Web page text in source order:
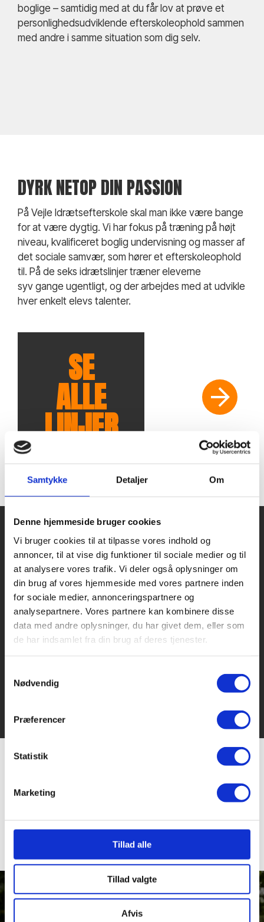
Samtykke Detaljer Om
Denne hjemmeside bruger cookies
Vi bruger cookies til at tilpasse vores indhold og
annoncer, til at vise dig funktioner til sociale medier og til
at analysere vores trafik. Vi deler også oplysninger om
din brug af vores hjemmeside med vores partnere inden
for sociale medier, annonceringspartnere og
analysepartnere. Vores partnere kan kombinere disse
data med andre oplysninger, du har givet dem, eller som
de har indsamlet fra din brug af deres tjenester.
Nødvendig
Præferencer
Statistik
Marketing
Tillad alle
Tillad valgte
Afvis
boglige – samtidig med at du får lov at prøve et
personlighedsudviklende efterskoleophold sammen
med andre i samme situation som dig selv.
DYRK NETOP DIN PASSION
På Vejle Idrætsefterskole skal man ikke være bange
for at være dygtig. Vi har fokus på træning på højt
niveau, kvalificeret boglig undervisning og masser af
det sociale samvær, som hører et efterskoleophold
til. På de seks idrætslinjer træner eleverne
syv gange ugentligt, og der arbejdes med at udvikle
hver enkelt elevs talenter.
SE
ALLE
LINJER
OPLEVELSER I FÆLLESSKABET
Et efterskoleophold på Vejle Idrætsefterskole skal
være en oplevelse for livet. Derfor er det vigtigt for
os, at vores fællestur omfavner fællesskabet.